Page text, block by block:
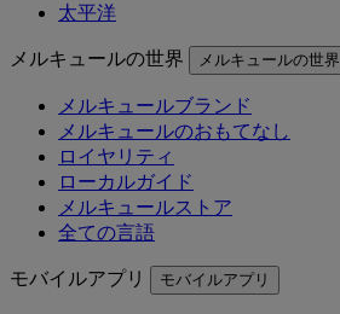
太平洋
メルキュールの世界 メルキュールの世界
メルキュールブランド
メルキュールのおもてなし
ロイヤリティ
ローカルガイド
メルキュールストア
全ての言語
モバイルアプリ モバイルアプリ